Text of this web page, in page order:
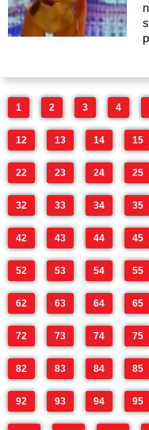
1 2 3 4
12 13 14 15
22 23 24 25
32 33 34 35
42 43 44 45
52 53 54 55
62 63 64 65
72 73 74 75
82 83 84 85
92 93 94 95